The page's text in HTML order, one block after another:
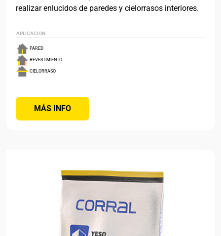
realizar enlucidos de paredes y cielorrasos interiores.
APLICACION
PARED
REVESTIMIENTO
CIELORRASO
MÁS INFO